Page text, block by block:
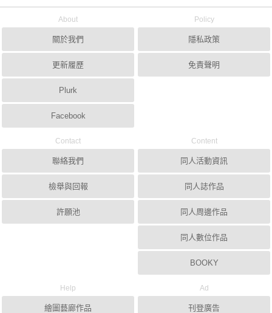
About
關於我們
更新履歷
Plurk
Facebook
Policy
隱私政策
免責聲明
Contact
聯絡我們
檢舉與回報
許願池
Content
同人活動資訊
同人誌作品
同人周邊作品
同人數位作品
BOOKY
Help
繪圖藝廊作品
Ad
刊登廣告